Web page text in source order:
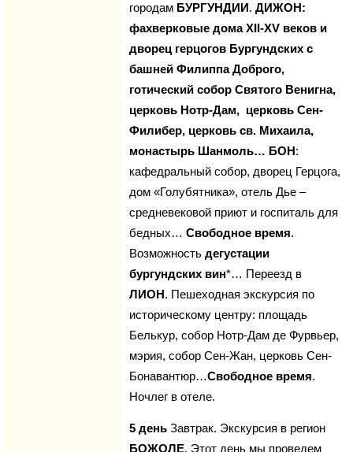
городам БУРГУНДИИ . ДИЖОН:
фахверковые дома XII-XV веков и
дворец герцогов Бургундских с
башней Филиппа Доброго,
готический собор Святого Венигна,
церковь Нотр-Дам, церковь Сен-
Филибер, церковь св. Михаила,
монастырь Шанмоль… БОН :
кафедральный собор, дворец Герцога,
дом «Голубятника», отель Дье –
средневековой приют и госпиталь для
бедных… Свободное время.
Возможность дегустации
бургундских вин*… Переезд в
ЛИОН . Пешеходная экскурсия по
историческому центру: площадь
Белькур, собор Нотр-Дам де Фурвьер,
мэрия, собор Сен-Жан, церковь Сен-
Бонавантюр…Свободное время.
Ночлег в отеле.
5 день Завтрак. Экскурсия в регион
БОЖОЛЕ. Этот день мы проведем